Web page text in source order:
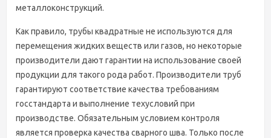
металлоконструкций.
Как правило, трубы квадратные не используются для
перемещения жидких веществ или газов, но некоторые
производители дают гарантии на использование своей
продукции для такого рода работ. Производители труб
гарантируют соответствие качества требованиям
госстандарта и выполнение техусловий при
производстве. Обязательным условием контроля
является проверка качества сварного шва. Только после